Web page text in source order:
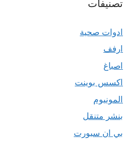
تصنيفات
ادوات صحية
ارفف
اصباغ
اكسس بوينت
المونيوم
بنشر متنقل
بي ان سبورت